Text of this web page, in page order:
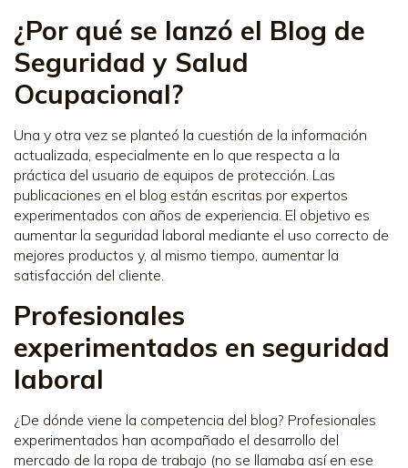
¿Por qué se lanzó el Blog de
Seguridad y Salud
Ocupacional?
Una y otra vez se planteó la cuestión de la información
actualizada, especialmente en lo que respecta a la
práctica del usuario de equipos de protección. Las
publicaciones en el blog están escritas por expertos
experimentados con años de experiencia. El objetivo es
aumentar la seguridad laboral mediante el uso correcto de
mejores productos y, al mismo tiempo, aumentar la
satisfacción del cliente.
Profesionales
experimentados en seguridad
laboral
¿De dónde viene la competencia del blog? Profesionales
experimentados han acompañado el desarrollo del
mercado de la ropa de trabajo (no se llamaba así en ese